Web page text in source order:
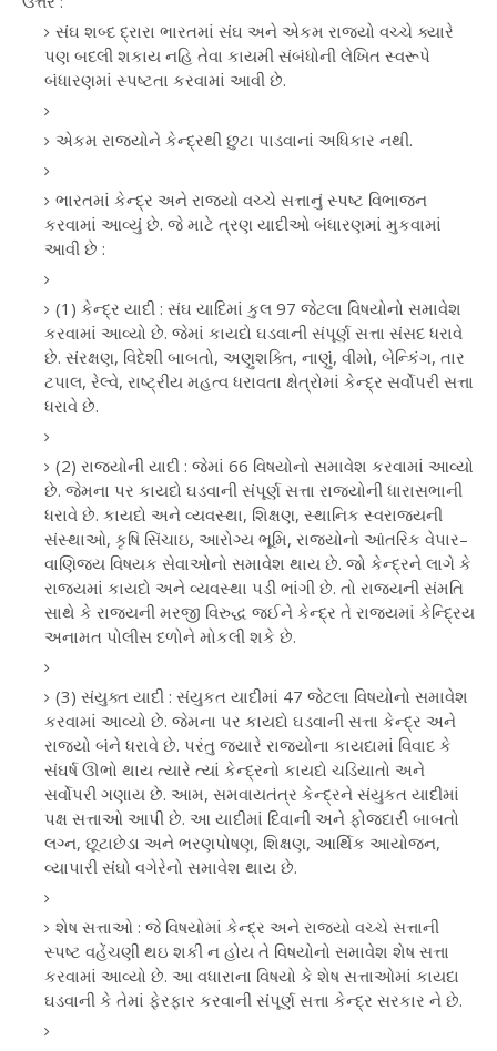
સંઘ શબ્દ દ્રારા ભારતમાં સંઘ અને એકમ રાજ્યો વચ્ચે ક્યારે
પણ બદલી શકાય નહિ તેવા કાયમી સંબંધોની લેખિત સ્વરૂપે
બંધારણમાં સ્પષ્ટતા કરવામાં આવી છે.
એકમ રાજ્યોને કેન્દ્રથી છુટા પાડવાનાં અધિકાર નથી.
ભારતમાં કેન્દ્ર અને રાજ્યો વચ્ચે સત્તાનું સ્પષ્ટ વિભાજન
કરવામાં આવ્યું છે. જે માટે ત્રણ યાદીઓ બંધારણમાં મુકવામાં
આવી છે :
(1) કેન્દ્ર યાદી : સંઘ યાદિમાં કુલ 97 જેટલા વિષયોનો સમાવેશ
કરવામાં આવ્યો છે. જેમાં કાયદો ઘડવાની સંપૂર્ણ સત્તા સંસદ ધરાવે
છે. સંરક્ષણ, વિદેશી બાબતો, અણુશક્તિ, નાણું, વીમો, બેન્કિંગ, તાર
ટપાલ, રેલ્વે, રાષ્ટ્રીય મહત્વ ધરાવતા ક્ષેત્રોમાં કેન્દ્ર સર્વોપરી સત્તા
ધરાવે છે.
(2) રાજ્યોની યાદી : જેમાં 66 વિષયોનો સમાવેશ કરવામાં આવ્યો
છે. જેમના પર કાયદો ઘડવાની સંપૂર્ણ સત્તા રાજ્યોની ધારાસભાની
ધરાવે છે. કાયદો અને વ્યવસ્થા, શિક્ષણ, સ્થાનિક સ્વરાજ્યની
સંસ્થાઓ, કૃષિ સિંચાઇ, આરોગ્ય ભૂમિ, રાજ્યોનો આંતરિક વેપાર–
વાણિજ્ય વિષયક સેવાઓનો સમાવેશ થાય છે. જો કેન્દ્રને લાગે કે
રાજ્યમાં કાયદો અને વ્યવસ્થા પડી ભાંગી છે. તો રાજ્યની સંમતિ
સાથે કે રાજ્યની મરજી વિરુદ્ધ જઈને કેન્દ્ર તે રાજ્યમાં કેન્દ્રિય
અનામત પોલીસ દળોને મોકલી શકે છે.
(3) સંયુક્ત યાદી : સંયુકત યાદીમાં 47 જેટલા વિષયોનો સમાવેશ
કરવામાં આવ્યો છે. જેમના પર કાયદો ઘડવાની સત્તા કેન્દ્ર અને
રાજ્યો બંને ધરાવે છે. પરંતુ જ્યારે રાજ્યોના કાયદામાં વિવાદ કે
સંઘર્ષ ઊભો થાય ત્યારે ત્યાં કેન્દ્રનો કાયદો ચડિયાતો અને
સર્વોપરી ગણાય છે. આમ, સમવાયતંત્ર કેન્દ્રને સંયુકત યાદીમાં
પક્ષ સત્તાઓ આપી છે. આ યાદીમાં દિવાની અને ફોજદારી બાબતો
લગ્ન, છૂટાછેડા અને ભરણપોષણ, શિક્ષણ, આર્થિક આયોજન,
વ્યાપારી સંઘો વગેરેનો સમાવેશ થાય છે.
શેષ સત્તાઓ : જે વિષયોમાં કેન્દ્ર અને રાજ્યો વચ્ચે સત્તાની
સ્પષ્ટ વહેંચણી થઇ શકી ન હોય તે વિષયોનો સમાવેશ શેષ સત્તા
કરવામાં આવ્યો છે. આ વધારાના વિષયો કે શેષ સત્તાઓમાં કાયદા
ઘડવાની કે તેમાં ફેરફાર કરવાની સંપૂર્ણ સત્તા કેન્દ્ર સરકાર ને છે.